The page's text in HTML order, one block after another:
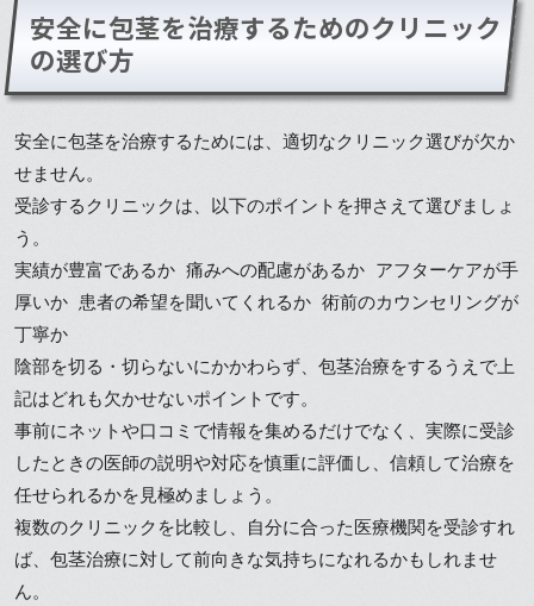
安全に包茎を治療するためのクリニック
の選び方
安全に包茎を治療するためには、適切なクリニック選びが欠か
せません。
受診するクリニックは、以下のポイントを押さえて選びましょ
う。
実績が豊富であるか 痛みへの配慮があるか アフターケアが手
厚いか 患者の希望を聞いてくれるか 術前のカウンセリングが
丁寧か
陰部を切る・切らないにかかわらず、包茎治療をするうえで上
記はどれも欠かせないポイントです。
事前にネットや口コミで情報を集めるだけでなく、実際に受診
したときの医師の説明や対応を慎重に評価し、信頼して治療を
任せられるかを見極めましょう。
複数のクリニックを比較し、自分に合った医療機関を受診すれ
ば、包茎治療に対して前向きな気持ちになれるかもしれませ
ん。